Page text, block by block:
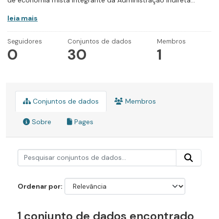
leia mais
Seguidores
0
Conjuntos de dados
30
Membros
1
Conjuntos de dados Membros
Sobre Pages
Ordenar por